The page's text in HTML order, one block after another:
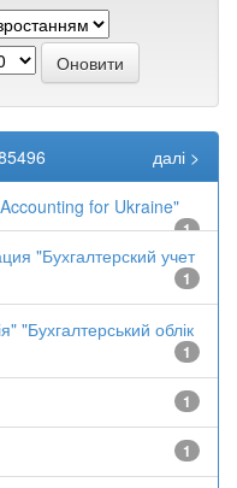
далі >
for Ukraine"
1
"Бухгалтерский учет
1
"Бухгалтерський облік
1
1
1